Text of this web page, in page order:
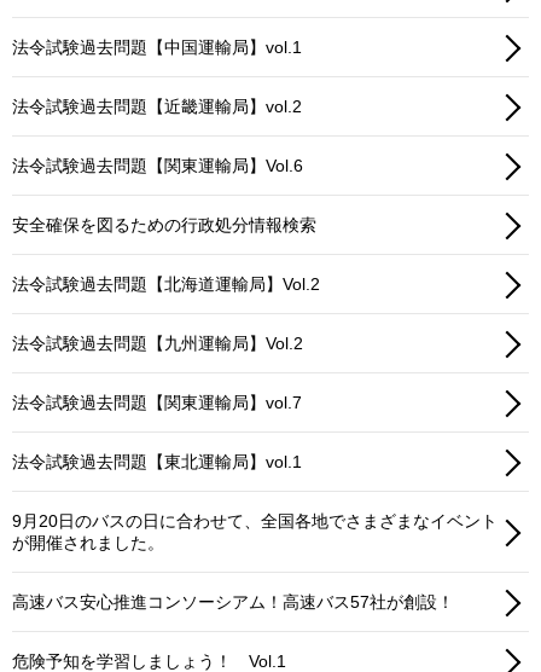
法令試験過去問題【中国運輸局】vol.1
法令試験過去問題【近畿運輸局】vol.2
法令試験過去問題【関東運輸局】Vol.6
安全確保を図るための行政処分情報検索
法令試験過去問題【北海道運輸局】Vol.2
法令試験過去問題【九州運輸局】Vol.2
法令試験過去問題【関東運輸局】vol.7
法令試験過去問題【東北運輸局】vol.1
9月20日のバスの日に合わせて、全国各地でさまざまなイベント
が開催されました。
高速バス安心推進コンソーシアム！高速バス57社が創設！
危険予知を学習しましょう！ Vol.1